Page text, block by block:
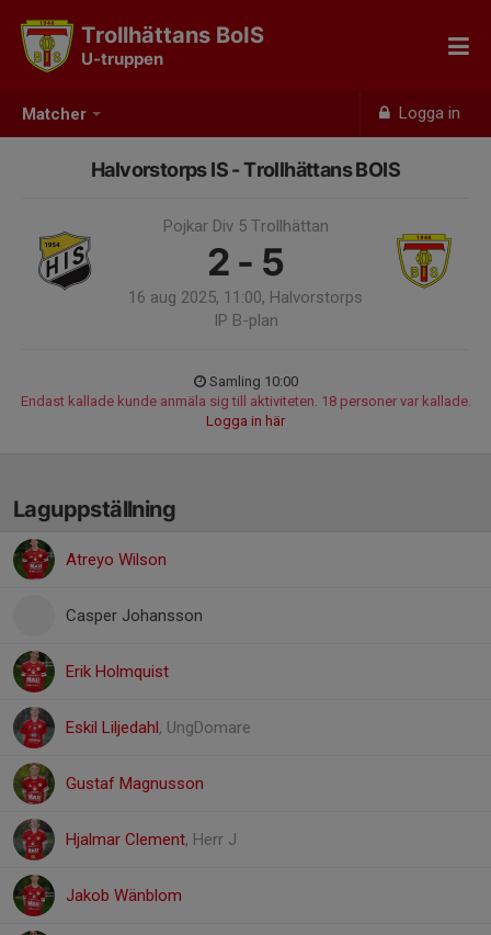
Matcher Logga in
Trollhättans BoIS
U-truppen
Halvorstorps IS - Trollhättans BOIS
Pojkar Div 5 Trollhättan
2 - 5
16 aug 2025, 11:00, Halvorstorps
IP B-plan
Samling 10:00
Endast kallade kunde anmäla sig till aktiviteten. 18 personer var kallade.
Logga in här
Laguppställning
Atreyo Wilson
Casper Johansson
Erik Holmquist
Eskil Liljedahl, UngDomare
Gustaf Magnusson
Hjalmar Clement, Herr J
Jakob Wänblom